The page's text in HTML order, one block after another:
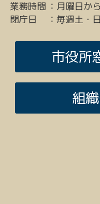
業務時間 ： 月曜日か
閉庁日
： 毎週土・
市役所
組